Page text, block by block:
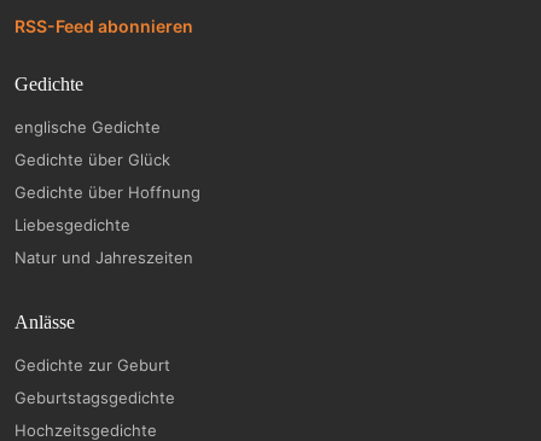
RSS-Feed abonnieren
Gedichte
englische Gedichte
Gedichte über Glück
Gedichte über Hoffnung
Liebesgedichte
Natur und Jahreszeiten
Anlässe
Gedichte zur Geburt
Geburtstagsgedichte
Hochzeitsgedichte